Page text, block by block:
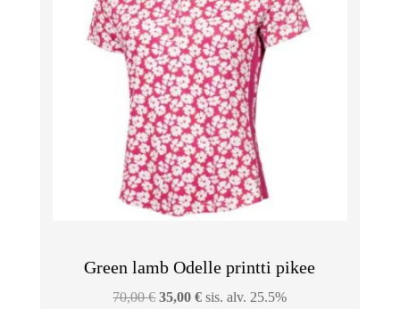
Green lamb Odelle printti pikee
70,00€ Alkuperäinen
35,00€Nykyinen
sis. alv. 25.5%